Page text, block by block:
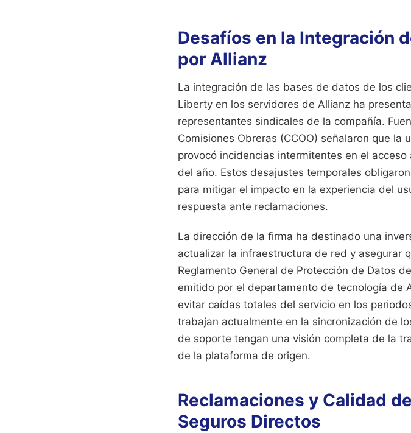
Desafíos en la Integración
por Allianz
La integración de las bases de datos de los
Liberty en los servidores de Allianz ha
representantes sindicales de la compañía.
Comisiones Obreras (CCOO) señalaron que
provocó incidencias intermitentes en el
del año. Estos desajustes temporales
para mitigar el impacto en la experiencia del
respuesta ante reclamaciones.
La dirección de la firma ha destinado una
actualizar la infraestructura de red y asegurar
Reglamento General de Protección de Datos
emitido por el departamento de tecnología de
evitar caídas totales del servicio en los
trabajan actualmente en la sincronización de
de soporte tengan una visión completa de la
de la plataforma de origen.
Reclamaciones y Calidad
Seguros Directos